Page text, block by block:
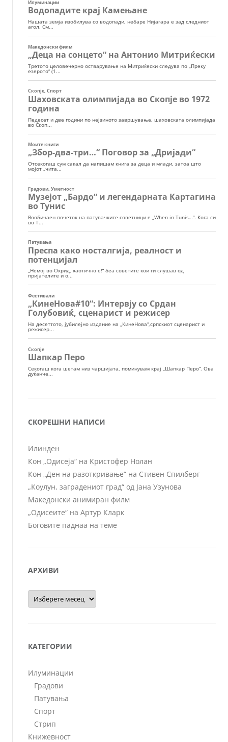
СКОРЕШНИ НАПИСИ
Илинден
Кон „Одисеја“ на Кристофер Нолан
Кон „Ден на разоткривање“ на Стивен Спилберг
„Коулун, заградениот град“ од Јана Узунова
Македонски анимиран филм
„Одисеите“ на Артур Кларк
Боговите паднаа на теме
АРХИВИ
Архиви
КАТЕГОРИИ
Илуминации
Градови
Патувања
Спорт
Стрип
Книжевност